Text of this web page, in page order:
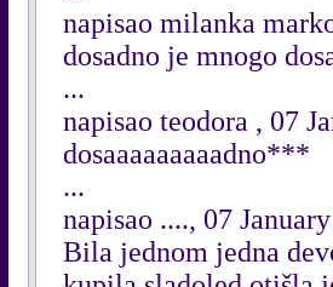
napisao milanka
dosadno je mnogo
...
napisao teodora , 07
dosaaaaaaaaadno***
...
napisao ...., 07
Bila jednom jedna